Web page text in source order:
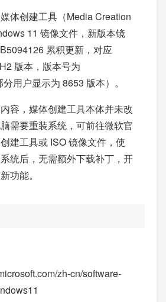
体创建工具（Media Creation
11 镜像文件，新版本镜
累积更新，对应
版本，版本号为
用户显示为 8653 版本）。
容，媒体创建工具本体并未改
需要重装系统，可前往微软官
建工具或 ISO 镜像文件，使
统后，无需额外下载补丁，开
功能。
zh-cn/software-